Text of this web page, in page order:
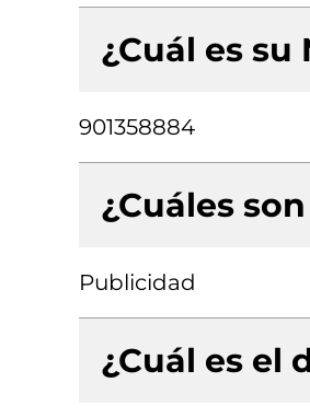
¿Cuál es su
901358884
¿Cuáles
Publicidad
¿Cuál es el